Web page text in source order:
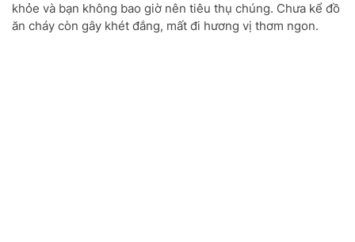
khỏe và bạn không bao giờ nên tiêu thụ chúng. Chưa kể đồ
ăn cháy còn gây khét đắng, mất đi hương vị thơm ngon.